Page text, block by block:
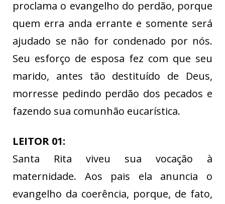
proclama o evangelho do perdão, porque
quem erra anda errante e somente será
ajudado se não for condenado por nós.
Seu esforço de esposa fez com que seu
marido, antes tão destituído de Deus,
morresse pedindo perdão dos pecados e
fazendo sua comunhão eucarística.
LEITOR 01:
Santa Rita viveu sua vocação à
maternidade. Aos pais ela anuncia o
evangelho da coerência, porque, de fato,